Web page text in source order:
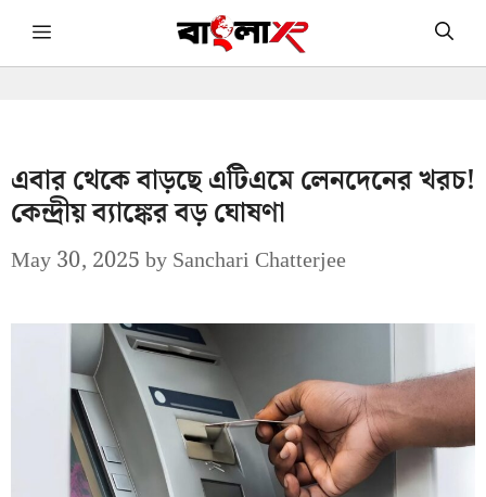
Skip Menu
এবার থেকে বাড়ছে এটিএমে লেনদেনের খরচ!
কেন্দ্রীয় ব্যাঙ্কের বড় ঘোষণা
May 30, 2025bySanchari Chatterjee